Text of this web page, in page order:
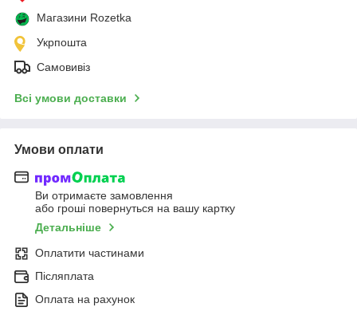
Магазини Rozetka
Укрпошта
Самовивіз
Всі умови доставки
Умови оплати
Ви отримаєте замовлення
або гроші повернуться на вашу картку
Детальніше
Оплатити частинами
Післяплата
Оплата на рахунок